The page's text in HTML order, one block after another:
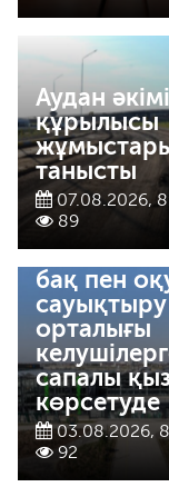
Аудан
құрылысы
танысты
07.08.2026,
89
бақ пен
сауықтыру
орталығы
сапалы
көрсетуде
03.08.2026,
92